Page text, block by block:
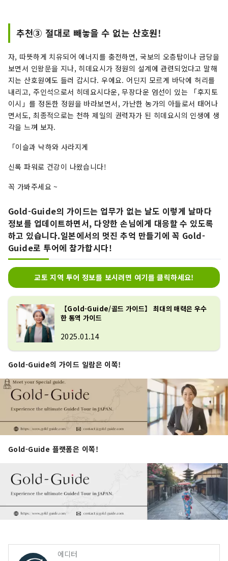
추천③ 절대로 빼놓을 수 없는 산호원!
자, 따뜻하게 치유되어 에너지를 충전하면, 국보의 오층탑이나 금당을
보면서 인왕문을 지나, 히데요시가 정원의 설계에 관련되었다고 말해
지는 산호원에도 들러 갑시다. 우에요. 어딘지 모르게 바닥에 허리를
내리고, 주인석으로서 히데요시다운, 무장다운 엄선이 있는 「후지토
이시」를 정돈한 정원을 바라보면서, 가난한 농가의 아들로서 태어나
면서도, 최종적으로는 천하 제일의 권력자가 된 히데요시의 인생에 생
각을 느껴 보자.
「이슬과 낙하와 사라지게
신록 파워로 건강이 나왔습니다!
꼭 가봐주세요 ~
Gold-Guide의 가이드는 업무가 없는 날도 이렇게 날마다
정보를 업데이트하면서, 다양한 손님에게 대응할 수 있도록
하고 있습니다.일본에서의 멋진 추억 만들기에 꼭 Gold-
Guide로 투어에 참가합시다!
교토 지역 투어 정보를 보시려면 여기를 클릭하세요!
【Gold-Guide/골드 가이드】 최대의 매력은 우수
한 통역 가이드
2025.01.14
Gold-Guide의 가이드 일람은 이쪽!
Gold-Guide 플랫폼은 이쪽!
에디터